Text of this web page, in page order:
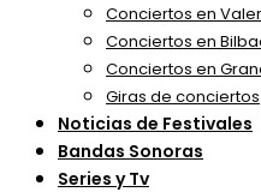
Conciertos en
Conciertos en
Conciertos en
Giras de conciertos
Noticias de Festivales
Bandas Sonoras
Series y Tv